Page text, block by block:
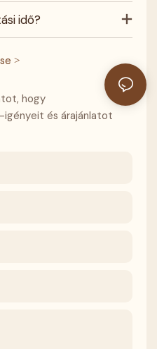
idő?
>
hogy
és árajánlatot